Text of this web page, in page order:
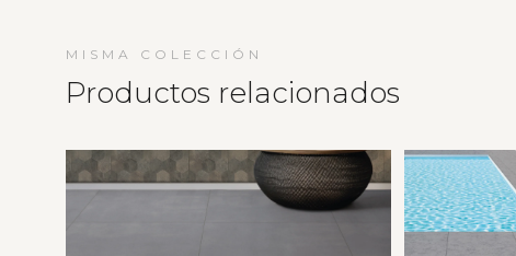
MISMA COLECCIÓN
Productos relacionados